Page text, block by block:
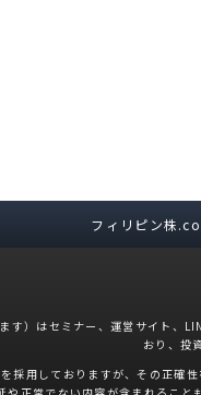
フィリピン株
す）はセミナー、運営サイト、
おり、投
採用しておりますが、その正確